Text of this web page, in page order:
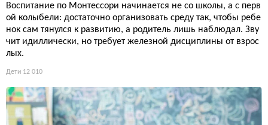
Воспитание по Монтессори начинается не со школы, а с перв
ой колыбели: достаточно организовать среду так, чтобы ребе
нок сам тянулся к развитию, а родитель лишь наблюдал. Зву
чит идиллически, но требует железной дисциплины от взрос
лых.
Дети 12 010